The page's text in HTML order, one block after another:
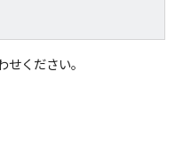
ください。